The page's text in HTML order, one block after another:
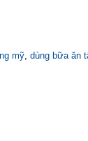
mỹ, dùng bữa ăn